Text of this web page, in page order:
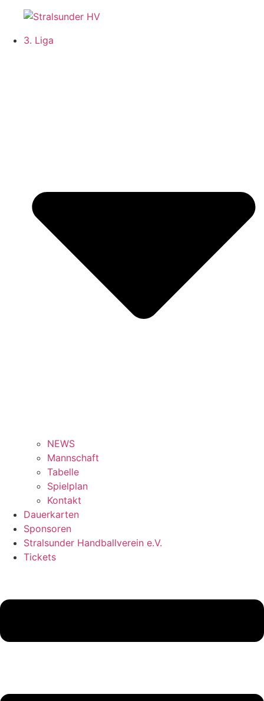
springen3. Liga
NEWS
Mannschaft
Tabelle
Spielplan
Kontakt
Dauerkarten
Sponsoren
Stralsunder Handballverein e.V.
Tickets